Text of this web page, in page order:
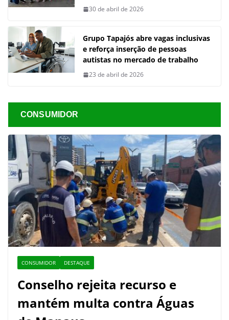
30 de abril de 2026
Grupo Tapajós abre vagas inclusivas
e reforça inserção de pessoas
autistas no mercado de trabalho
23 de abril de 2026
CONSUMIDOR
CONSUMIDOR DESTAQUE
Conselho rejeita recurso e
mantém multa contra Águas